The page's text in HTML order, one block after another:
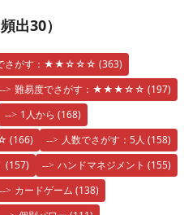
出30）
さがす：★★☆☆☆ (363)
難易度でさがす：★★★☆☆ (197)
1人から (168)
(166) 人数でさがす：5人 (158)
(157) ハンドマネジメント (155)
カードゲーム (138)